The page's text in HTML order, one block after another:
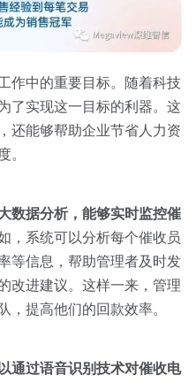
作中的重要目标。随着科技
了实现这一目标的利器。这
还能够帮助企业节省人力资
。
数据分析，能够实时监控催
，系统可以分析每个催收员
等信息，帮助管理者及时发
改进建议。这样一来，管理
，提高他们的回款效率。
通过语音识别技术对催收电